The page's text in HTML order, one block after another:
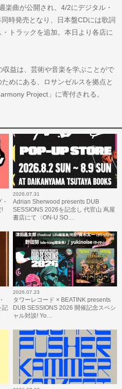
楽曲が公開され、4/2にデジタル・
時発売となり、日本盤CDには歌詞
トラックを追加。本日より各店に
収益は、芸術や音楽を学ぶことがで
めにある、ロサンゼルスを拠点と
Project」に寄付される。
!
2026.07.31
Adrian Sherwood presents DUB
SESSIONS 2026を記念し 代官山 蔦屋
書店にて〈ON-U SO…
記
2026.07.23
タワーレコード × BEATINK presents
DUB SESSIONS 2026 開催記念スペシ
ャル対談! Yo…